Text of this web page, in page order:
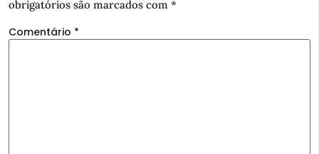
obrigatórios são marcados com *
Comentário *